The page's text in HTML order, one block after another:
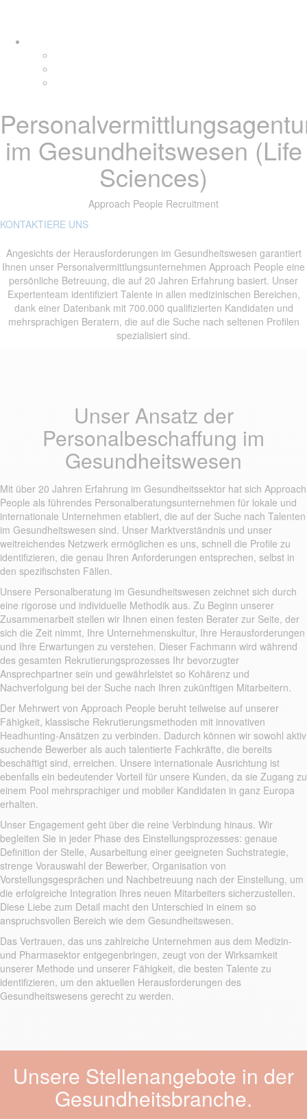
springen
im Gesundheitswesen (Life
Sciences)
Approach People Recruitment
KONTAKTIERE UNS
Angesichts der Herausforderungen im Gesundheitswesen garantiert
Ihnen unser Personalvermittlungsunternehmen Approach People eine
persönliche Betreuung, die auf 20 Jahren Erfahrung basiert. Unser
Expertenteam identifiziert Talente in allen medizinischen Bereichen,
dank einer Datenbank mit 700.000 qualifizierten Kandidaten und
mehrsprachigen Beratern, die auf die Suche nach seltenen Profilen
spezialisiert sind.
Unser Ansatz der
Personalbeschaffung im
Gesundheitswesen
Mit über 20 Jahren Erfahrung im Gesundheitssektor hat sich Approach
People als führendes Personalberatungsunternehmen für lokale und
internationale Unternehmen etabliert, die auf der Suche nach Talenten
im Gesundheitswesen sind. Unser Marktverständnis und unser
weitreichendes Netzwerk ermöglichen es uns, schnell die Profile zu
identifizieren, die genau Ihren Anforderungen entsprechen, selbst in
den spezifischsten Fällen.
Unsere Personalberatung im Gesundheitswesen zeichnet sich durch
eine rigorose und individuelle Methodik aus. Zu Beginn unserer
Zusammenarbeit stellen wir Ihnen einen festen Berater zur Seite, der
sich die Zeit nimmt, Ihre Unternehmenskultur, Ihre Herausforderungen
und Ihre Erwartungen zu verstehen. Dieser Fachmann wird während
des gesamten Rekrutierungsprozesses Ihr bevorzugter
Ansprechpartner sein und gewährleistet so Kohärenz und
Nachverfolgung bei der Suche nach Ihren zukünftigen Mitarbeitern.
Der Mehrwert von Approach People beruht teilweise auf unserer
Fähigkeit, klassische Rekrutierungsmethoden mit innovativen
Headhunting-Ansätzen zu verbinden. Dadurch können wir sowohl aktiv
suchende Bewerber als auch talentierte Fachkräfte, die bereits
beschäftigt sind, erreichen. Unsere internationale Ausrichtung ist
ebenfalls ein bedeutender Vorteil für unsere Kunden, da sie Zugang zu
einem Pool mehrsprachiger und mobiler Kandidaten in ganz Europa
erhalten.
Unser Engagement geht über die reine Verbindung hinaus. Wir
begleiten Sie in jeder Phase des Einstellungsprozesses: genaue
Definition der Stelle, Ausarbeitung einer geeigneten Suchstrategie,
strenge Vorauswahl der Bewerber, Organisation von
Vorstellungsgesprächen und Nachbetreuung nach der Einstellung, um
die erfolgreiche Integration Ihres neuen Mitarbeiters sicherzustellen.
Diese Liebe zum Detail macht den Unterschied in einem so
anspruchsvollen Bereich wie dem Gesundheitswesen.
Das Vertrauen, das uns zahlreiche Unternehmen aus dem Medizin-
und Pharmasektor entgegenbringen, zeugt von der Wirksamkeit
unserer Methode und unserer Fähigkeit, die besten Talente zu
identifizieren, um den aktuellen Herausforderungen des
Gesundheitswesens gerecht zu werden.
Unsere Stellenangebote in der
Gesundheitsbranche.